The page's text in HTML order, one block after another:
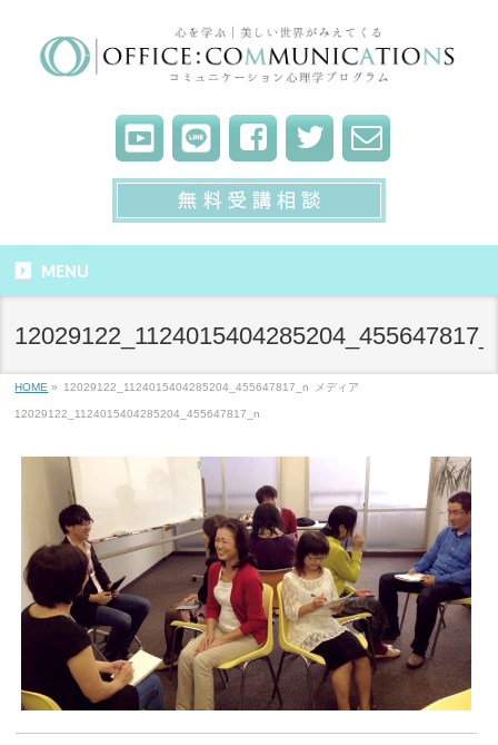
MENU
HOME » 12029122_1124015404285204_455647817_n メディア
12029122_1124015404285204_455647817_n